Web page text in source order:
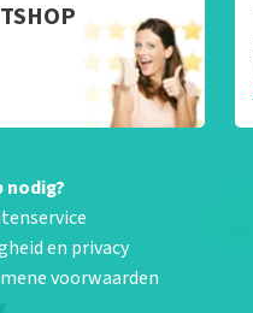
nodig?
en privacy
voorwaarden